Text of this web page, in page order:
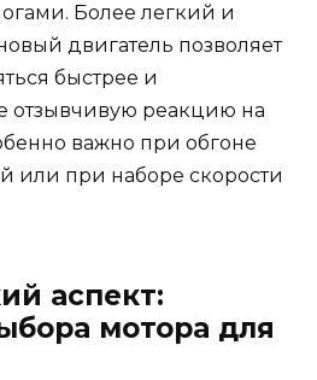
Более легкий и
двигатель позволяет
быстрее и
отзывчивую реакцию на
важно при обгоне
или при наборе скорости
аспект:
мотора для